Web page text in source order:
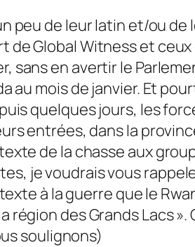
de leur latin et/ou de
Global Witness et
sans en avertir le
au mois de janvier. Et
quelques jours, les
entrées, dans la
de la chasse aux
je voudrais vous
à la guerre que le
des Grands Lacs
soulignons)